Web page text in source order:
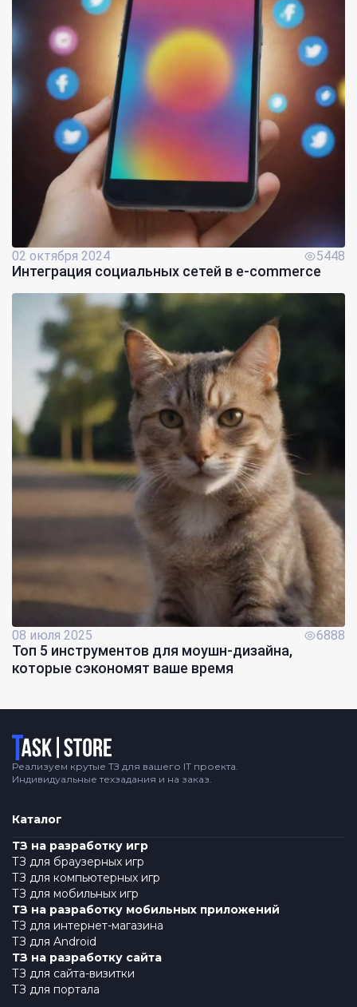
02 октября 2024 5448
Интеграция социальных сетей в e-commerce
08 июля 2025 6888
Топ 5 инструментов для моушн-дизайна,
которые сэкономят ваше время
Логотип
Реализуем крутые ТЗ для вашего IT проекта.
Индивидуальные техзадания и на заказ.
Каталог
ТЗ на разработку игр
ТЗ для браузерных игр
ТЗ для компьютерных игр
ТЗ для мобильных игр
ТЗ на разработку мобильных приложений
ТЗ для интернет-магазина
ТЗ для Android
ТЗ на разработку сайта
ТЗ для сайта-визитки
ТЗ для портала